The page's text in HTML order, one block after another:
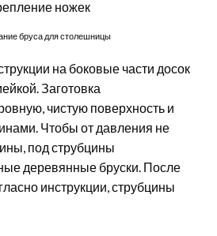
бруса для столешницы
на боковые части досок
Заготовка
чистую поверхность и
Чтобы от давления не
под струбцины
деревянные бруски. После
инструкции, струбцины